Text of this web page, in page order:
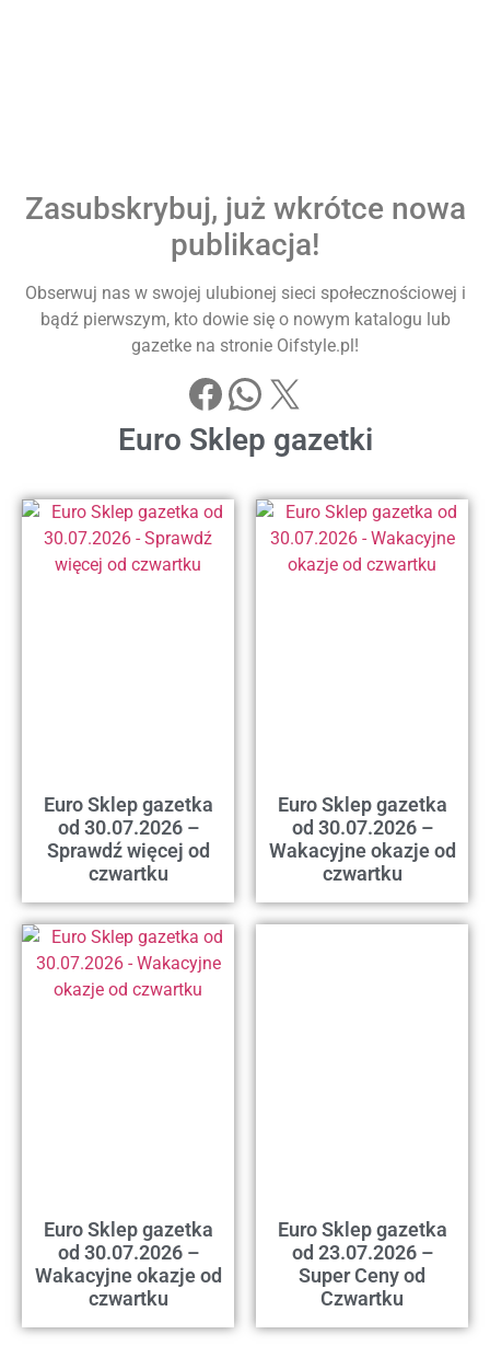
Zasubskrybuj, już wkrótce nowa
publikacja!
Obserwuj nas w swojej ulubionej sieci społecznościowej i
bądź pierwszym, kto dowie się o nowym katalogu lub
gazetke na stronie Oifstyle.pl!
Euro Sklep gazetki
Euro Sklep gazetka
od 30.07.2026 –
Sprawdź więcej od
czwartku
Euro Sklep gazetka
od 30.07.2026 –
Wakacyjne okazje od
czwartku
Euro Sklep gazetka
od 30.07.2026 –
Wakacyjne okazje od
czwartku
Euro Sklep gazetka
od 23.07.2026 –
Super Ceny od
Czwartku